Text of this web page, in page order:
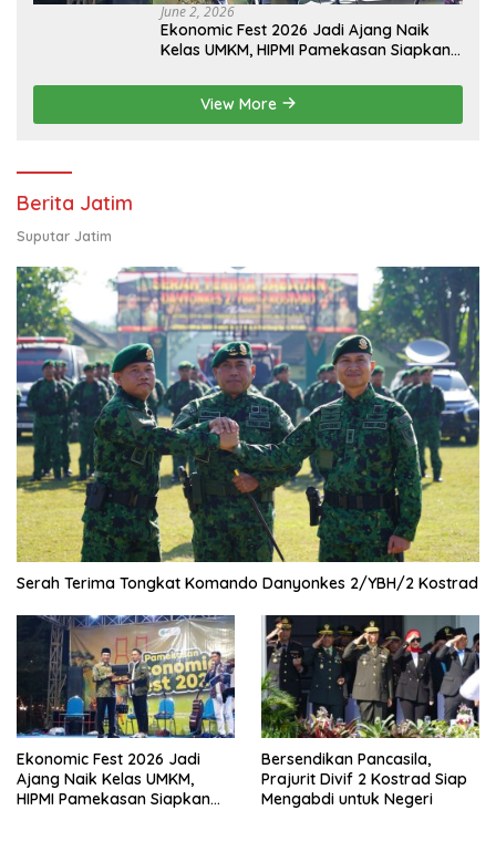
June 2, 2026
Ekonomic Fest 2026 Jadi Ajang Naik
Kelas UMKM, HIPMI Pamekasan Siapkan
Pendampingan Usaha
View More
Berita Jatim
Suputar Jatim
Serah Terima Tongkat Komando Danyonkes 2/YBH/2 Kostrad
Ekonomic Fest 2026 Jadi
Ajang Naik Kelas UMKM,
HIPMI Pamekasan Siapkan
Bersendikan Pancasila,
Prajurit Divif 2 Kostrad Siap
Mengabdi untuk Negeri